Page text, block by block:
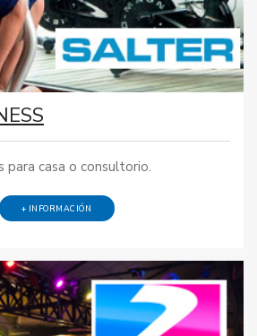
para casa o consultorio.
+ INFORMACIÓN